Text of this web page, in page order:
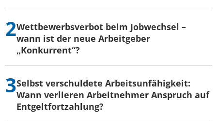
Wettbewerbsverbot beim Jobwechsel –
wann ist der neue Arbeitgeber
„Konkurrent“?
Selbst verschuldete Arbeitsunfähigkeit:
Wann verlieren Arbeitnehmer Anspruch auf
Entgeltfortzahlung?